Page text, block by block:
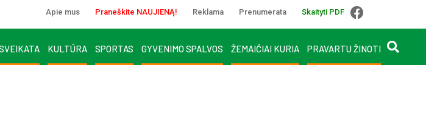
Apie mus Praneškite NAUJIENĄ! Reklama Prenumerata Skaityti PDF
KULTŪRA SPORTAS GYVENIMO SPALVOS ŽEMAIČIAI KURIA PRAVARTU ŽINOTI